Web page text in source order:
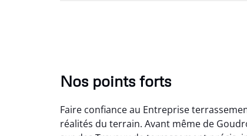
Nos points forts
Faire confiance au Entreprise
réalités du terrain. Avant même de